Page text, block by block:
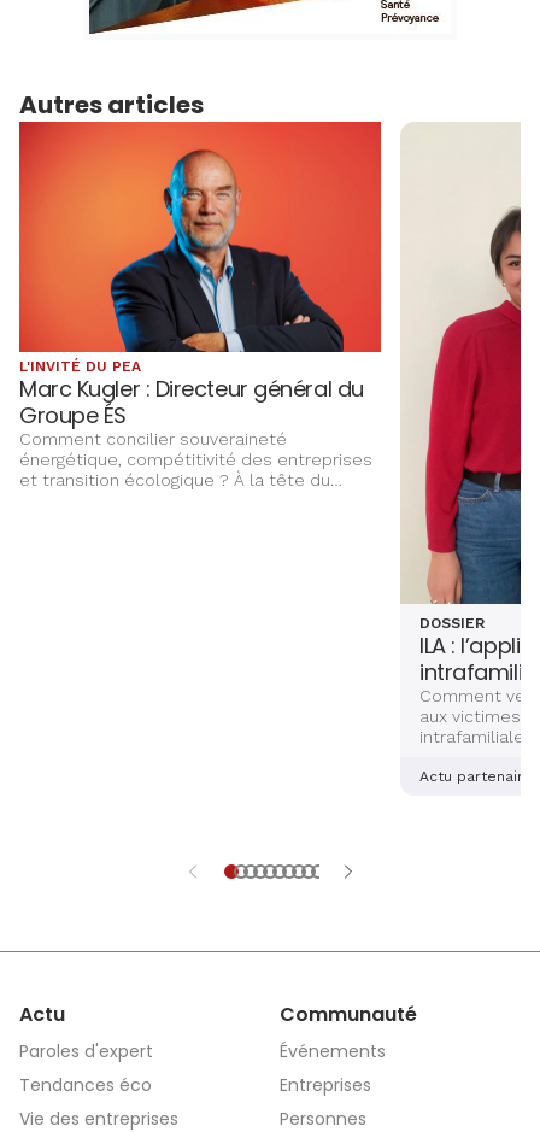
Autres articles
L'INVITÉ DU PEA
Marc Kugler : Directeur général du
Groupe ÉS
Comment concilier souveraineté
énergétique, compétitivité des entreprises
et transition écologique ? À la tête du
DOSSIER
ILA :
Comment
aux victimes
alsaciennes
Actu partenaire
Actu
Paroles d'expert
Tendances éco
Vie des entreprises
Communauté
Événements
Entreprises
Personnes